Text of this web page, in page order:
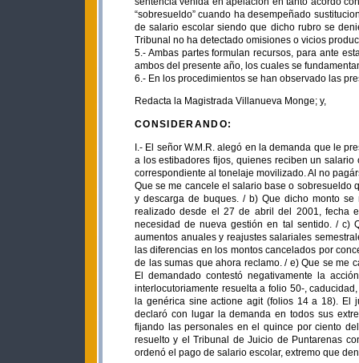
“sobresueldo” cuando ha desempeñado
de salario escolar siendo que dicho rubro se
Tribunal no ha detectado omisiones o vicios
5.- Ambas partes formulan recursos, para ante
ambos del presente año, los cuales se
6.- En los procedimientos se han observado las
Redacta la Magistrada Villanueva Monge; y,
CONSIDERANDO:
I.- El señor W.M.R. alegó en la demanda que le
a los estibadores fijos, quienes reciben un
correspondiente al tonelaje movilizado. Al no
Que se me cancele el salario base o sobresueldo
y descarga de buques. / b) Que dicho monto
realizado desde el 27 de abril del 2001, fecha
necesidad de nueva gestión en tal sentido. / c)
aumentos anuales y reajustes salariales
las diferencias en los montos cancelados por
de las sumas que ahora reclamo. / e) Que se me
El demandado contestó negativamente la
interlocutoriamente resuelta a folio 50-,
la genérica sine actione agit (folios 14 a 18). El
declaró con lugar la demanda en todos sus
fijando las personales en el quince por ciento
resuelto y el Tribunal de Juicio de Puntarenas
ordenó el pago de salario escolar, extremo que